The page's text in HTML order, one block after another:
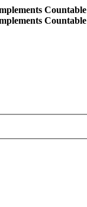
Countable
Countable